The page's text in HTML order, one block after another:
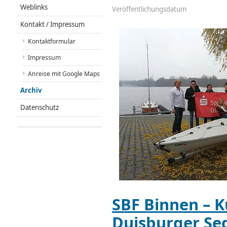
Veröffentlichungsdatum
SBF Binnen –
Duisburger
Weblinks
Kontakt / Impressum
Kontaktformular
Impressum
Anreise mit Google Maps
Archiv
Datenschutz